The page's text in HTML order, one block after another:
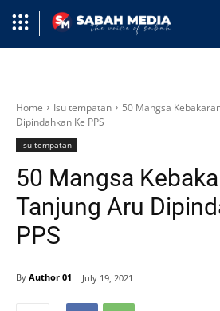
Home Isu tempatan
50 Mangsa
Dipindahkan Ke PPS
Isu tempatan
50 Mangsa
Tanjung Aru
PPS
By Author 01 July 19, 2021